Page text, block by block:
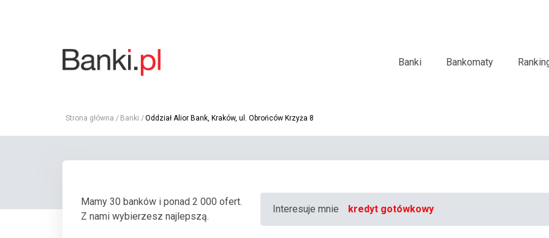
Banki Bankomaty
Strona główna Banki Oddział Alior Bank, Kraków, ul. Obrońców Krzyża 8
Mamy 30 banków i ponad 2 000 ofert.
Z nami wybierzesz najlepszą.
Interesuje mnie kredyt gotówkowy